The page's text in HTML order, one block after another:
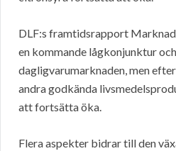
DLF:s framtidsrapport
en kommande lågkonjunktur
dagligvarumarknaden, men
andra godkända
att fortsätta öka.
Flera aspekter bidrar till den